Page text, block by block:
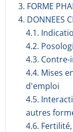
3. FORME
4. DONNEES
4.1.
4.2.
4.3.
4.4. Mises
d'emploi
4.5.
autres
4.6.